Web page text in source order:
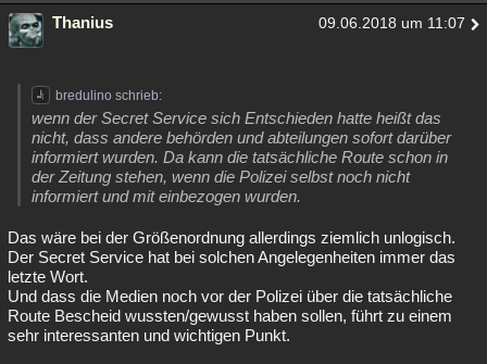
Thanius 09.06.2018 um 11:07
bredulino schrieb:
wenn der Secret Service sich Entschieden hatte heißt das
nicht, dass andere behörden und abteilungen sofort darüber
informiert wurden. Da kann die tatsächliche Route schon in
der Zeitung stehen, wenn die Polizei selbst noch nicht
informiert und mit einbezogen wurden.
Das wäre bei der Größenordnung allerdings ziemlich unlogisch.
Der Secret Service hat bei solchen Angelegenheiten immer das
letzte Wort.
Und dass die Medien noch vor der Polizei über die tatsächliche
Route Bescheid wussten/gewusst haben sollen, führt zu einem
sehr interessanten und wichtigen Punkt.